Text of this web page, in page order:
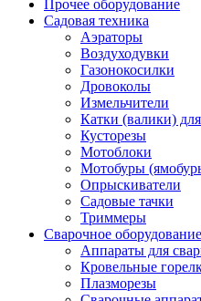
Прочее оборудование
Садовая техника
Аэраторы
Воздуходувки
Газонокосилки
Дровоколы
Измельчители
Катки (валики) для
Кусторезы
Мотоблоки
Мотобуры
Опрыскиватели
Садовые тачки
Триммеры
Сварочное оборудование
Аппараты для
Кровельные
Плазморезы